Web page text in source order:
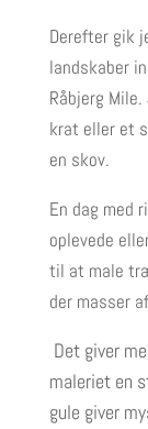
Derefter gik
landskaber
Råbjerg
krat eller et
en skov.
En dag med
oplevede
til at male
der masser
Det giver
maleriet en
gule giver